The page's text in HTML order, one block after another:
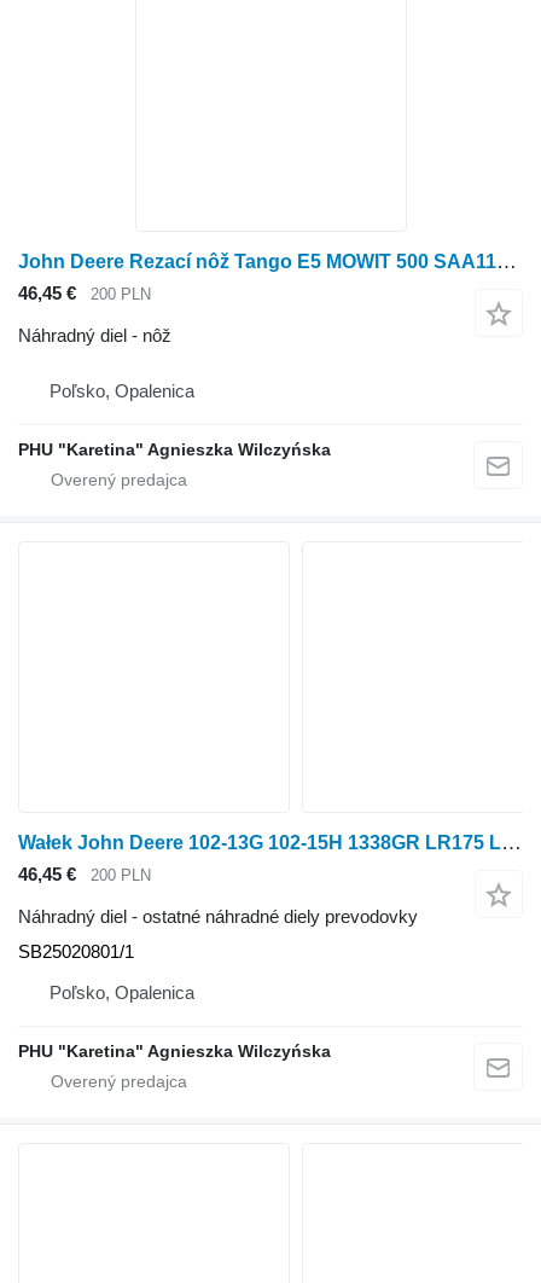
John Deere Rezací nôž Tango E5 MOWIT 500 SAA11061 SAA13564 SAA10747 SAU11842 na kosáčky na trávu John Deere Tango E5
46,45 € 200 PLN
Náhradný diel - nôž
Poľsko, Opalenica
PHU "Karetina" Agnieszka Wilczyńska
Wałek John Deere 102-13G 102-15H 1338GR LR175 LR175 Wałek SB25020801/1 na traktorovej kosačky John Deere 102-13G 102-15H 1338GR LR175 LR175
46,45 € 200 PLN
Náhradný diel - ostatné náhradné diely prevodovky
SB25020801/1
Poľsko, Opalenica
PHU "Karetina" Agnieszka Wilczyńska